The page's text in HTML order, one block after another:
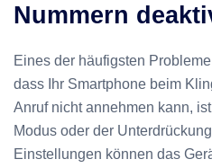
Nummern
Eines der häufigsten
dass Ihr Smartphone beim
Anruf nicht annehmen kann,
Modus oder der
Einstellungen können das